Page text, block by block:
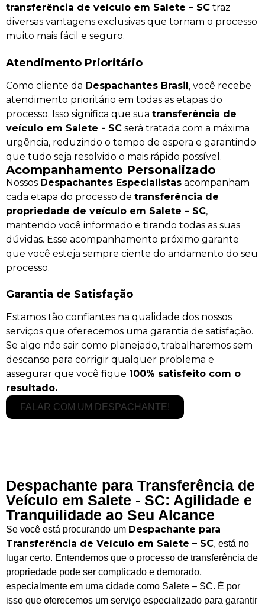
transferência de veículo em Salete – SC traz
diversas vantagens exclusivas que tornam o processo
muito mais fácil e seguro.
Atendimento Prioritário
Como cliente da Despachantes Brasil, você recebe
atendimento prioritário em todas as etapas do
processo. Isso significa que sua transferência de
veículo em Salete - SC será tratada com a máxima
urgência, reduzindo o tempo de espera e garantindo
que tudo seja resolvido o mais rápido possível.
Acompanhamento Personalizado
Nossos Despachantes Especialistas acompanham
cada etapa do processo de transferência de
propriedade de veículo em Salete – SC,
mantendo você informado e tirando todas as suas
dúvidas. Esse acompanhamento próximo garante
que você esteja sempre ciente do andamento do seu
processo.
Garantia de Satisfação
Estamos tão confiantes na qualidade dos nossos
serviços que oferecemos uma garantia de satisfação.
Se algo não sair como planejado, trabalharemos sem
descanso para corrigir qualquer problema e
assegurar que você fique 100% satisfeito com o
resultado.
FALAR COM UM DESPACHANTE!
Despachante para Transferência de
Veículo em Salete - SC: Agilidade e
Tranquilidade ao Seu Alcance
Se você está procurando um Despachante para
Transferência de Veículo em Salete – SC, está no
lugar certo. Entendemos que o processo de transferência de
propriedade pode ser complicado e demorado,
especialmente em uma cidade como Salete – SC. É por
isso que oferecemos um serviço especializado para garantir